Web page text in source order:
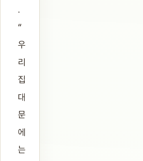
.
“
우
리
집
대
문
에
는